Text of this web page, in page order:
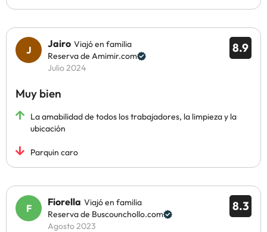
8.9
Jairo Viajó en familia
Reserva de Amimir.com
Julio 2024
Muy bien
La amabilidad de todos los trabajadores, la limpieza y la
ubicación
Parquin caro
8.3
Fiorella Viajó en familia
Reserva de Buscounchollo.com
Agosto 2023